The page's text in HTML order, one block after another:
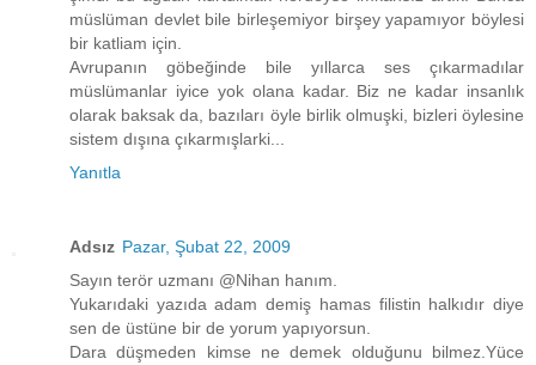
müslüman devlet bile birleşemiyor birşey yapamıyor böylesi
bir katliam için.
Avrupanın göbeğinde bile yıllarca ses çıkarmadılar
müslümanlar iyice yok olana kadar. Biz ne kadar insanlık
olarak baksak da, bazıları öyle birlik olmuşki, bizleri öylesine
sistem dışına çıkarmışlarki...
Yanıtla
Adsız Pazar, Şubat 22, 2009
Sayın terör uzmanı @Nihan hanım.
Yukarıdaki yazıda adam demiş hamas filistin halkıdır diye
sen de üstüne bir de yorum yapıyorsun.
Dara düşmeden kimse ne demek olduğunu bilmez.Yüce